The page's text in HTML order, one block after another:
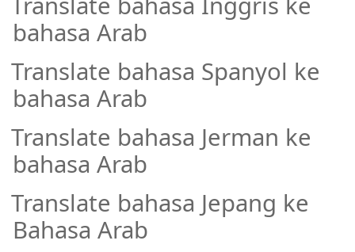
bahasa Arab
Translate bahasa Spanyol ke
bahasa Arab
Translate bahasa Jerman ke
bahasa Arab
Translate bahasa Jepang ke
Bahasa Arab